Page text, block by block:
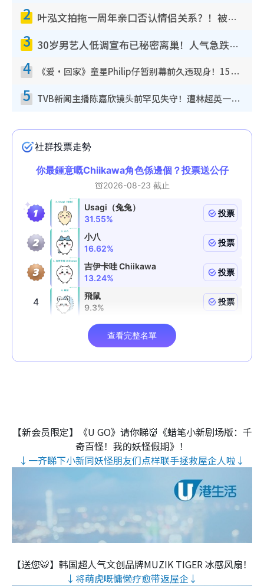
2 叶泓文拍拖一周年亲口否认情侣关系？！被质疑感情造假竟称GM“普通同事”
3 30岁男艺人低调宣布已秘密离巢！人气急跌变失踪人口：“这几年过得并不容易”
4 《爱·回家》童星Philip仔暂别幕前久违现身！15岁近况暴风成长长高变帅气少年
5 TVB新闻主播陈嘉欣镜头前罕见失守！遭林超英一句话突袭吓坏当场大笑
【新会员限定】《U GO》请你睇👹《蜡笔小新剧场版：千
奇百怪！我的妖怪假期》！
↓一齐睇下小新同妖怪朋友们点样联手拯救屋企人啦↓
【送您🐯】韩国超人气文创品牌MUZIK TIGER 冰感风扇！
↓将萌虎嘅慵懒疗愈带返屋企↓